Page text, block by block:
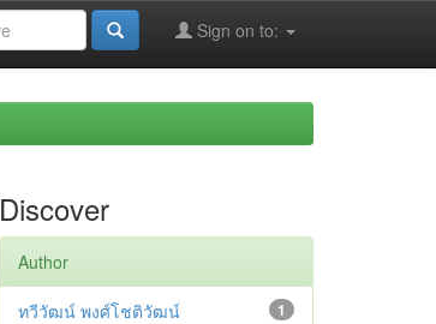
Sign on to:
Discover
Author
1
ทวีวัฒน์ พงศ์โชติวัฒน์